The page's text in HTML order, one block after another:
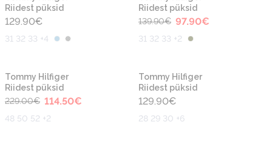
Riidest püksid
129.90€
31 32 33 +4
Riidest püksid
139.90€ 97.90€
31 32 33 +2
-50%
Tommy Hilfiger
Riidest püksid
229.00€ 114.50€
48 50 52 +2
Tommy Hilfiger
Riidest püksid
129.90€
28 29 30 +6